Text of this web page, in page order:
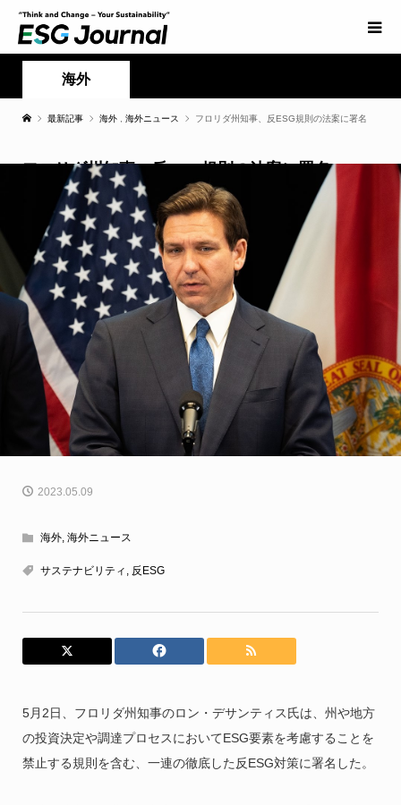
海外
最新記事 海外 海外ニュース フロリダ州知事、反ESG規則の法案に署名
フロリダ州知事、反ESG規則の法案に署名
2023.05.09
海外, 海外ニュース
サステナビリティ , 反ESG
5月2日、フロリダ州知事のロン・デサンティス氏は、州や地方
の投資決定や調達プロセスにおいてESG要素を考慮することを
禁止する規則を含む、一連の徹底した反ESG対策に署名した。